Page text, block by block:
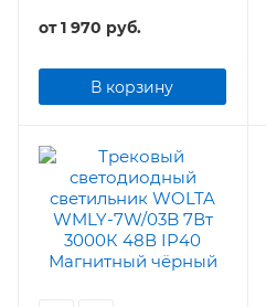
IP40 Магнитный
от1 970 руб.
В корзину